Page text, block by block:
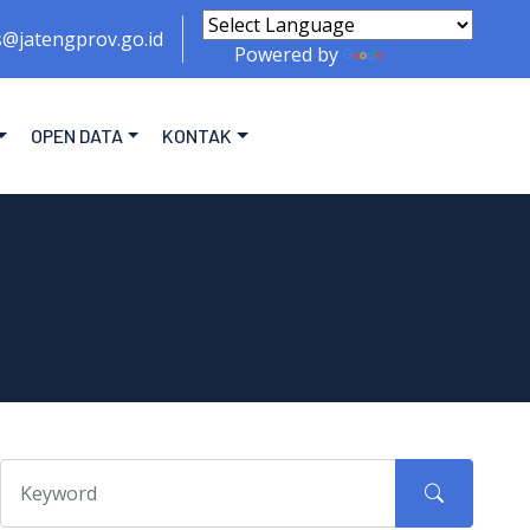
Powered by
OPEN DATA KONTAK